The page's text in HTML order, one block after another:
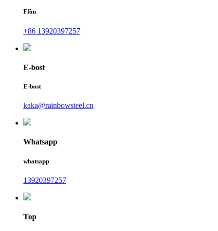
Ffôn
+86 13920397257
E-bost
E-bost
kaka@rainbowsteel.cn
Whatsapp
whatsapp
13920397257
Top